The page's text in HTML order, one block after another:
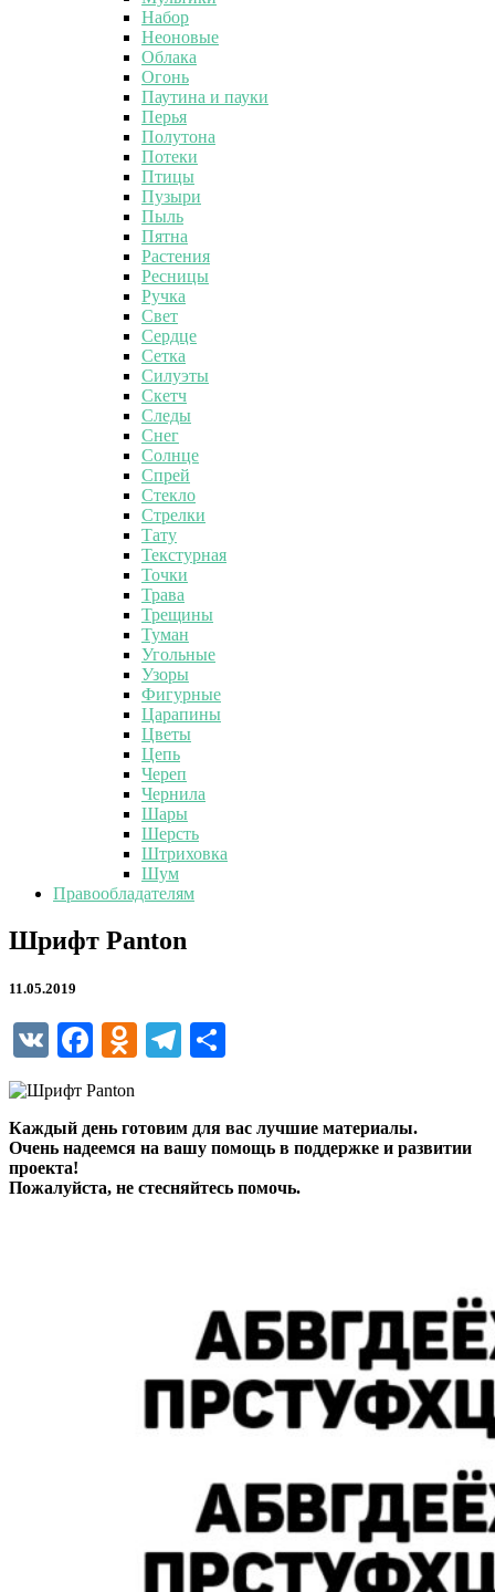
Набор
Неоновые
Облака
Огонь
Паутина и пауки
Перья
Полутона
Потеки
Птицы
Пузыри
Пыль
Пятна
Растения
Ресницы
Ручка
Свет
Сердце
Сетка
Силуэты
Скетч
Следы
Снег
Солнце
Спрей
Стекло
Стрелки
Тату
Текстурная
Точки
Трава
Трещины
Туман
Угольные
Узоры
Фигурные
Царапины
Цветы
Цепь
Череп
Чернила
Шары
Шерсть
Штриховка
Шум
Правообладателям
Шрифт
Panton
Шрифт Panton
11.05.2019
VK Facebook
Odnoklassniki
Telegram
Каждый день готовим для вас лучшие материалы.
Очень надеемся на вашу помощь в поддержке и развитии
проекта!
Пожалуйста, не стесняйтесь помочь.